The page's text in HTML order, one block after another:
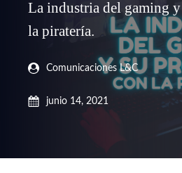
La industria del gaming
la piratería.
Comunicaciones L&C
junio 14, 2021